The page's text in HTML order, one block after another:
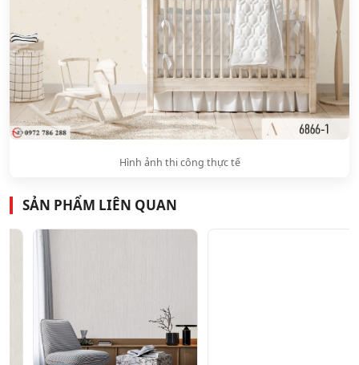
Hình ảnh thi công thực tế
SẢN PHẨM LIÊN QUAN